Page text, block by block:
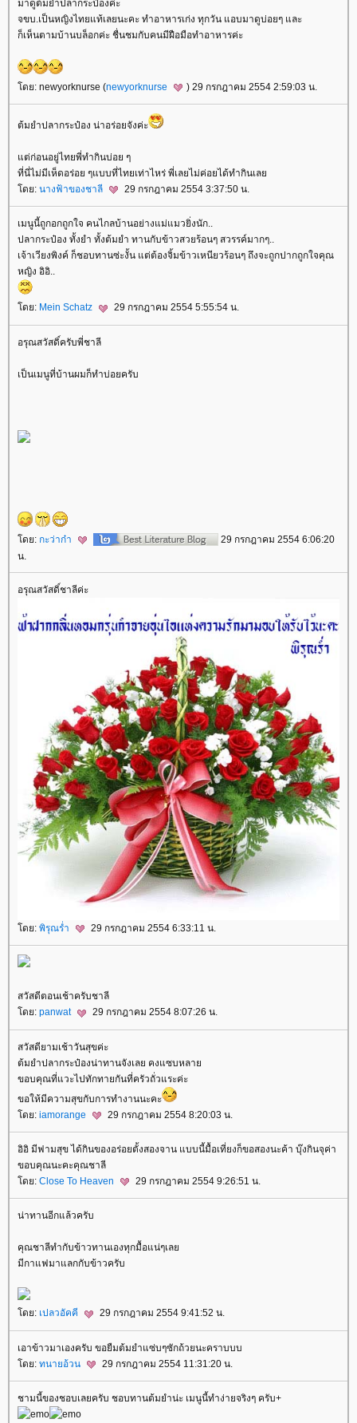
มาดูต้มยำปลากระป๋องค่ะ
จขบ.เป็นหญิงไทยแท้เลยนะคะ ทำอาหารเก่ง ทุกวัน แอบมาดูบ่อยๆ และ
ก็เห็นตามบ้านบล็อกค่ะ ชื่นชมกับคนมีฝือมือทำอาหารค่ะ
ดย: newyorknurse (newyorknurse ) 29 กรกฎาคม 2554 2:59:03 น.
ต้มยำปลากระป๋อง น่าอร่อยจังค่ะ
ต่ก่อนอยู่ไทยพี่ทำกินบ่อย ๆ
ที่นี่ไม่มีเห็ดอร่อย ๆแบบที่ไทยเท่าไหร่ พี่เลยไม่ค่อยได้ทำกินเล
ดย: นางฟ้าของชาลี 29 กรกฎาคม 2554 3:37:50 น.
เมนูนี้ถูกอกถูกใจ คนไกลบ้านอย่างแม่แมวยิ่งนัก..
ปลากระป๋อง ทั้งยำ ทั้งต้มยำ ทานกับข้าวสวยร้อนๆ สวรรค์มากๆ..
เจ้าเวียงพิงค์ ก็ชอบทานซ่ะงั้น แต่ต้องจิ้มข้าวเหนียวร้อนๆ ถึงจะถูกปากถูกใจคุณ
หญิง อิอิ..
ดย: Mein Schatz 29 กรกฎาคม 2554 5:55:54 น.
อรุณสวัสดิ์ครับพี่ชาลี
เป็นเมนูที่บ้านผมก็ทำบ่อยครับ
ดย: กะว่าก๋า
29 กรกฎาคม 2554 6:06:20
น.
อรุณสวัสดิ์ชาลีค่ะ
ดย: พิรุณร่ำ 29 กรกฎาคม 2554 6:33:11 น.
สวัสดีตอนเช้าครับชาลี
ดย: panwat 29 กรกฎาคม 2554 8:07:26 น.
สวัสดียามเช้าวันสุขค่ะ
ต้มยำปลากระป๋องน่าทานจังเลย คงแซบหลา
ขอบคุณที่แวะไปทักทายกันที่ครัวถั่วแระค่ะ
ขอให้มีความสุขกับการทำงานนะคะ
ดย: iamorange 29 กรกฎาคม 2554 8:20:03 น.
อิอิ มีฟามสุข ได้กินของอร่อยตั้งสองจาน แบบนี้มื้อเที่ยงก็ขอสองนะค้า บุ๊งกินจุค่า
ขอบคุณนะคะคุณชาลี
ดย: Close To Heaven 29 กรกฎาคม 2554 9:26:51 น.
น่าทานอีกแล้วครับ
คุณชาลีทำกับข้าวทานเองทุกมื้อแน่ๆเล
มีกาแฟมาแลกกับข้าวครับ
ดย: เปลวอัคคี 29 กรกฎาคม 2554 9:41:52 น.
เอาข้าวมาเองครับ ขอยืมต้มยำแซ่บๆซักถ้วยนะคราบบบ
ดย: ทนายอ้วน 29 กรกฎาคม 2554 11:31:20 น.
ชามนี้ของชอบเลยครับ ชอบทานต้มยำน่ะ เมนูนี้ทำง่ายจริงๆ ครับ+